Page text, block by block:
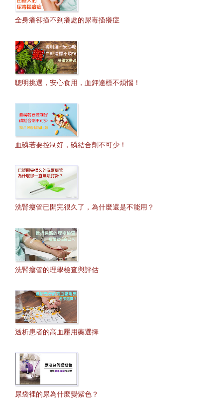
全身癢卻搔不到癢處的尿毒搔癢症
聰明挑選，安心食用，血鉀達標不煩惱！
血磷若要控制好，磷結合劑不可少！
洗腎瘻管已開完很久了，為什麼還是不能用？
洗腎瘻管的理學檢查與評估
透析患者的高血壓用藥選擇
尿袋裡的尿為什麼變紫色？